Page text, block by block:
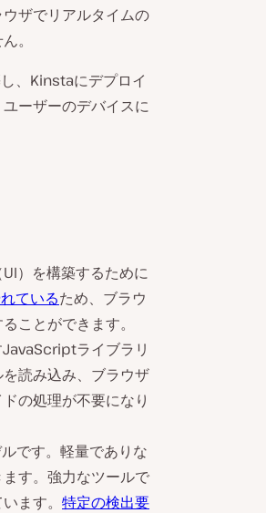
ザでリアルタイムの
。
、Kinstaにデプロイ
ーザーのデバイスに
）を構築するために
ているため、ブラウ
ことができます。
ライブラリ
読み込み、ブラウザ
の処理が不要になり
です。軽量でありな
す。強力なツールで
ます。 特定の検出要